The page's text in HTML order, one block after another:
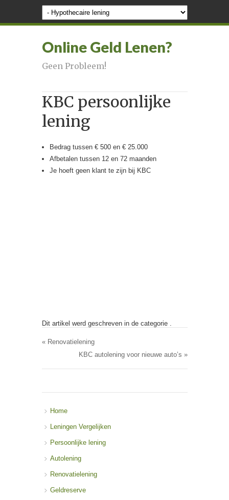
Online Geld Lenen?
Geen Probleem!
KBC persoonlijke
lening
Bedrag tussen € 500 en € 25.000
Afbetalen tussen 12 en 72 maanden
Je hoeft geen klant te zijn bij KBC
Dit artikel werd geschreven in de categorie .
«Renovatielening
KBC autolening voor nieuwe auto’s »
Home
Leningen Vergelijken
Persoonlijke lening
Autolening
Renovatielening
Geldreserve